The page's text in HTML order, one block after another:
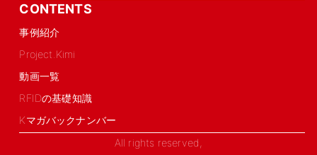
CONTENTS
事例紹介
Project.Kimi
動画一覧
RFIDの基礎知識
Kマガバックナンバー
All rights reserved,